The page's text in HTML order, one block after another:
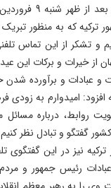
که به منظور
تشکر از این تماس
از خیرات و برکات این
و عبادات و برآورده شدن
افزود: امیدوارم به
روابط، درباره
گفتگو و تبادل نظر
نیز در این گفتگوی
رئیس جمهور و